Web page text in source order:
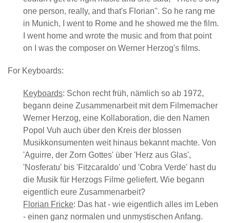
one person, really, and that's Florian". So he rang me
in Munich, I went to Rome and he showed me the film.
I went home and wrote the music and from that point
on I was the composer on Werner Herzog's films.
For Keyboards:
Keyboards: Schon recht früh, nämlich so ab 1972,
begann deine Zusammenarbeit mit dem Filmemacher
Werner Herzog, eine Kollaboration, die den Namen
Popol Vuh auch über den Kreis der blossen
Musikkonsumenten weit hinaus bekannt machte. Von
'Aguirre, der Zorn Gottes' über 'Herz aus Glas',
'Nosferatu' bis 'Fitzcaraldo' und 'Cobra Verde' hast du
die Musik für Herzogs Filme geliefert. Wie begann
eigentlich eure Zusammenarbeit?
Florian Fricke: Das hat - wie eigentlich alles im Leben
- einen ganz normalen und unmystischen Anfang.